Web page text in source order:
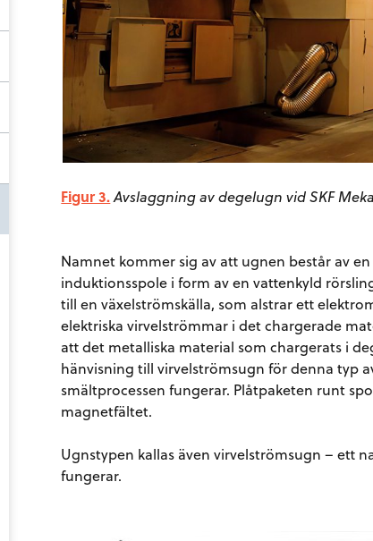
Figur 3.Avslaggning av degelugn vid SKF
Namnet kommer sig av att ugnen består av
induktionsspole i form av en vattenkyld
till en växelströmskälla, som alstrar ett
elektriska virvelströmmar i det chargerade
att det metalliska material som chargerats i
hänvisning till virvelströmsugn för denna typ
smältprocessen fungerar. Plåtpaketen runt
magnetfältet.
Ugnstypen kallas även virvelströmsugn – ett
fungerar.